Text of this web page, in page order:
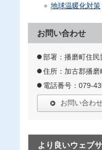
地球温暖化対策
お問い合わせ
部署：播磨町住
住所：加古郡播
電話番号：079-
お問い合わ
より良いウェブ